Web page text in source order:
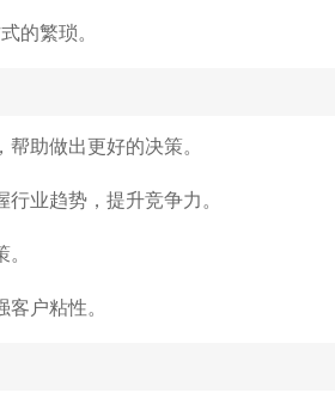
的繁琐。
助做出更好的决策。
业趋势，提升竞争力。
户粘性。